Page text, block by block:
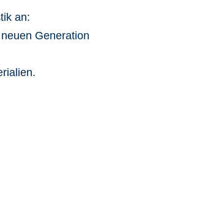
an:
Generation